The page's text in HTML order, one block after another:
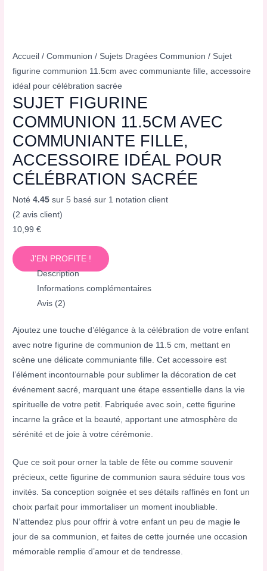
Accueil /Communion / Sujets Dragées Communion / Sujet
figurine communion 11.5cm avec communiante fille, accessoire
idéal pour célébration sacrée
SUJET FIGURINE
COMMUNION 11.5CM AVEC
COMMUNIANTE FILLE,
ACCESSOIRE IDÉAL POUR
CÉLÉBRATION SACRÉE
Noté4.45 sur 5 basé sur 1 notation client
(2 avis client)
10,99€
J'EN PROFITE !
Description
Informations complémentaires
Avis (2)
Ajoutez une touche d’élégance à la célébration de votre enfant
avec notre figurine de communion de 11.5 cm, mettant en
scène une délicate communiante fille. Cet accessoire est
l’élément incontournable pour sublimer la décoration de cet
événement sacré, marquant une étape essentielle dans la vie
spirituelle de votre petit. Fabriquée avec soin, cette figurine
incarne la grâce et la beauté, apportant une atmosphère de
sérénité et de joie à votre cérémonie.
Que ce soit pour orner la table de fête ou comme souvenir
précieux, cette figurine de communion saura séduire tous vos
invités. Sa conception soignée et ses détails raffinés en font un
choix parfait pour immortaliser un moment inoubliable.
N’attendez plus pour offrir à votre enfant un peu de magie le
jour de sa communion, et faites de cette journée une occasion
mémorable remplie d’amour et de tendresse.